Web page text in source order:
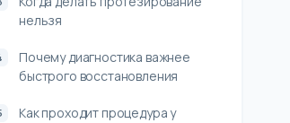
нельзя
Почему диагностика важнее
быстрого восстановления
Как проходит процедура у